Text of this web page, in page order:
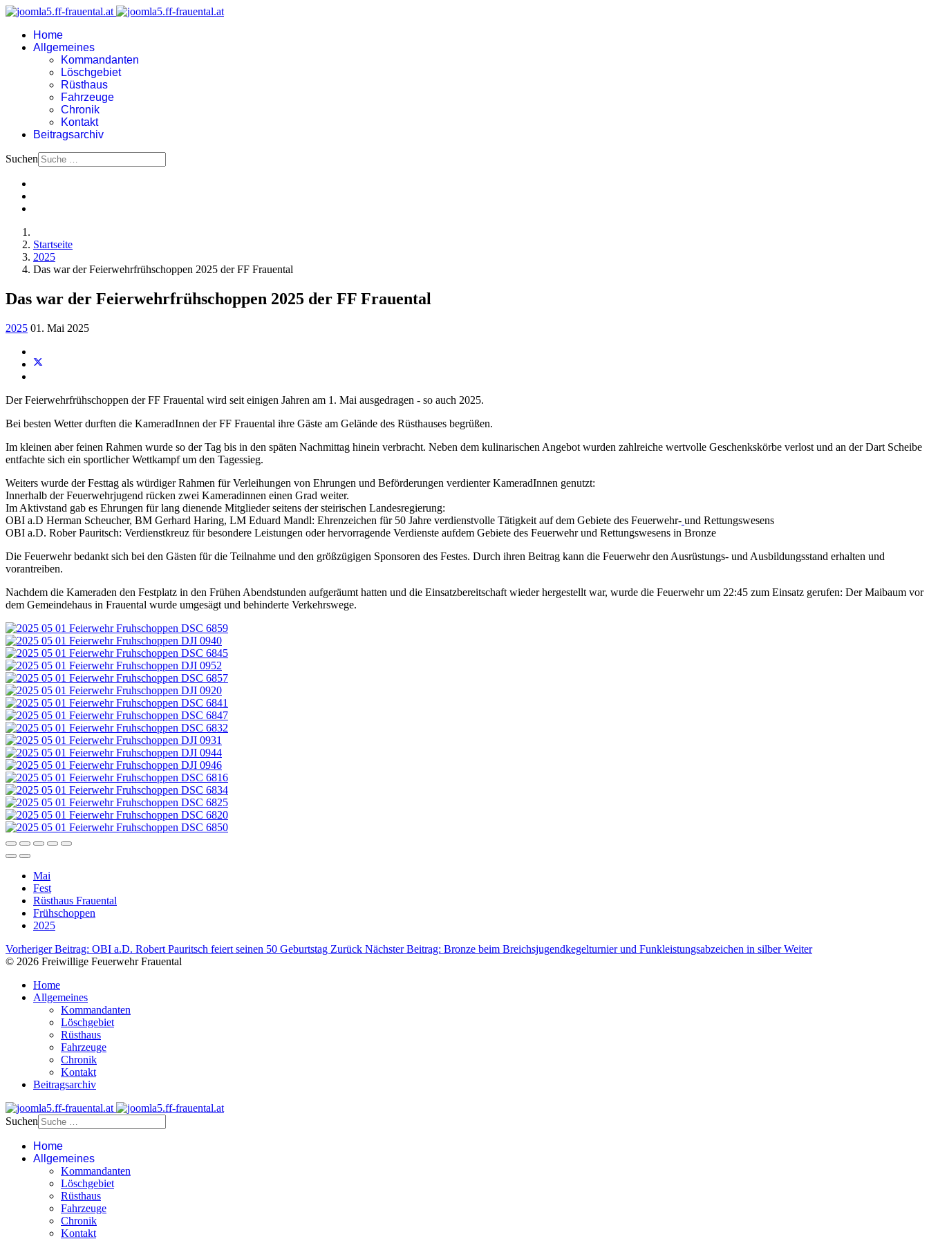
Home
Allgemeines
Kommandanten
Löschgebiet
Rüsthaus
Fahrzeuge
Chronik
Kontakt
Beitragsarchiv
Suchen
Startseite
2025
Das war der Feierwehrfrühschoppen 2025 der FF Frauental
Das war der Feierwehrfrühschoppen 2025 der FF Frauental
2025 01. Mai 2025
Der Feierwehrfrühschoppen der FF Frauental wird seit einigen Jahren am 1. Mai ausgedragen - so auch 2025.
Bei besten Wetter durften die KameradInnen der FF Frauental ihre Gäste am Gelände des Rüsthauses begrüßen.
Im kleinen aber feinen Rahmen wurde so der Tag bis in den späten Nachmittag hinein verbracht. Neben dem kulinarischen Angebot wurden zahlreiche wertvolle Geschenkskörbe verlost und an der Dart Scheibe
entfachte sich ein sportlicher Wettkampf um den Tagessieg.
Weiters wurde der Festtag als würdiger Rahmen für Verleihungen von Ehrungen und Beförderungen verdienter KameradInnen genutzt:
Innerhalb der Feuerwehrjugend rücken zwei Kameradinnen einen Grad weiter.
Im Aktivstand gab es Ehrungen für lang dienende Mitglieder seitens der steirischen Landesregierung:
OBI a.D Herman Scheucher, BM Gerhard Haring, LM Eduard Mandl: Ehrenzeichen für 50 Jahre verdienstvolle Tätigkeit auf dem Gebiete des Feuerwehr- und Rettungswesens
OBI a.D. Rober Pauritsch: Verdienstkreuz für besondere Leistungen oder hervorragende Verdienste aufdem Gebiete des Feuerwehr und Rettungswesens in Bronze
Die Feuerwehr bedankt sich bei den Gästen für die Teilnahme und den größzügigen Sponsoren des Festes. Durch ihren Beitrag kann die Feuerwehr den Ausrüstungs- und Ausbildungsstand erhalten und
vorantreiben.
Nachdem die Kameraden den Festplatz in den Frühen Abendstunden aufgeräumt hatten und die Einsatzbereitschaft wieder hergestellt war, wurde die Feuerwehr um 22:45 zum Einsatz gerufen: Der Maibaum vor
dem Gemeindehaus in Frauental wurde umgesägt und behinderte Verkehrswege.
Mai
Fest
Rüsthaus Frauental
Frühschoppen
2025
Vorheriger Beitrag: OBI a.D. Robert Pauritsch feiert seinen 50 Geburtstag Zurück Nächster Beitrag: Bronze beim Breichsjugendkegelturnier und Funkleistungsabzeichen in silberWeiter
© 2026 Freiwillige Feuerwehr Frauental
Home
Allgemeines
Kommandanten
Löschgebiet
Rüsthaus
Fahrzeuge
Chronik
Kontakt
Beitragsarchiv
Suchen
Home
Allgemeines
Kommandanten
Löschgebiet
Rüsthaus
Fahrzeuge
Chronik
Kontakt